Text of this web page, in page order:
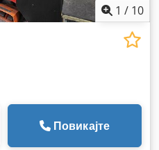
1 / 10
Повикајте